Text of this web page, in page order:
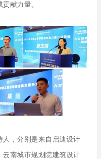
献力量。
，分别是来自启迪设计
南城市规划院建筑设计